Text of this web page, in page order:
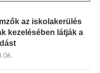
az iskolakerülés
kezelésében látják a